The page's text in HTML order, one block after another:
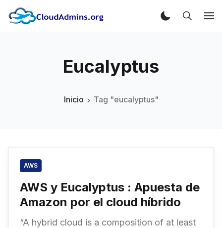
Eucalyptus
Inicio Tag "eucalyptus"
AWS
AWS y Eucalyptus : Apuesta de
Amazon por el cloud híbrido
“A hybrid cloud is a composition of at least